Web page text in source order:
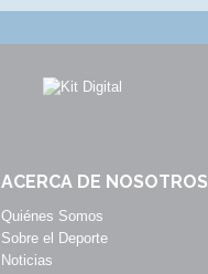
ACERCA DE NOSOTROS
Quiénes Somos
Sobre el Deporte
Noticias